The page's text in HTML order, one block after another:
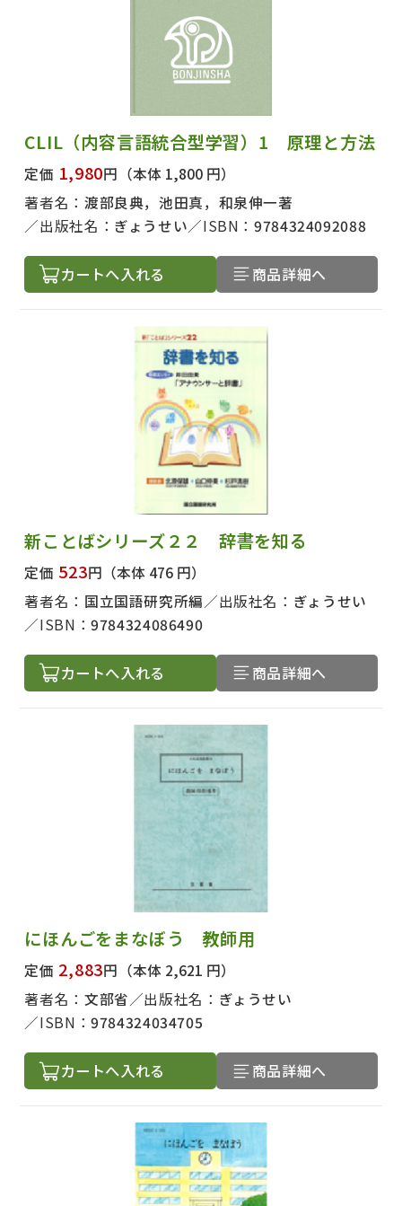
出版社名で絞り込む
著者名で絞り込む
絞り込む
CLIL（内容言語統合型学習）1 原理と方法
定価 1,980円 （本体 1,800 円）
著者名： 渡部良典，池田真，和泉伸一著
出版社名： ぎょうせい ISBN：9784324092088
カートへ入れる 商品詳細へ
新ことばシリーズ２２ 辞書を知る
定価 523円 （本体 476 円）
著者名： 国立国語研究所編 出版社名： ぎょうせい
ISBN：9784324086490
カートへ入れる 商品詳細へ
にほんごをまなぼう 教師用
定価 2,883円 （本体 2,621 円）
著者名： 文部省 出版社名： ぎょうせい
ISBN：9784324034705
カートへ入れる 商品詳細へ